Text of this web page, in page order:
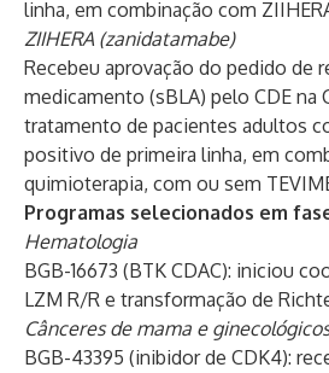
linha, em combinação com
ZIIHERA (zanidatamabe)
Recebeu aprovação do pedido de
medicamento (sBLA) pelo CDE na
tratamento de pacientes adultos
positivo de primeira linha, em
quimioterapia, com ou sem
Programas selecionados em
Hematologia
BGB-16673 (BTK CDAC): iniciou
LZM R/R e transformação de
Cânceres de mama e
BGB-43395 (inibidor de CDK4):